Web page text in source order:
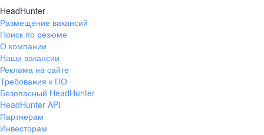
HeadHunter
Размещение вакансий
Поиск по резюме
О компании
Наши вакансии
Реклама на сайте
Требования к ПО
Безопасный HeadHunter
HeadHunter API
Партнерам
Инвесторам